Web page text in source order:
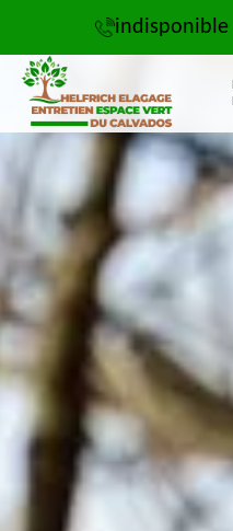
indisponible